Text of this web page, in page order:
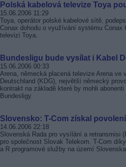
Polská kabelová televize Toya
15.06.2006 11:29
Toya, operátor polské kabelové sítě,
Conax dohodu o využívání systému
televizi Toya.
Bundesligu bude vysílat i Kabel
15.06.2006 00:33
Arena, německá placená televize Arena ve
Deutschland (KDG), největší německý
kontrakt na základě které by mohli
Bundesligy.
Slovensko: T-Com získal
14.06.2006 22:18
Slovenská Rada pro vysílání a retransmisi
pro společnost Slovak Telekom. T-Com
a R programové služby na území